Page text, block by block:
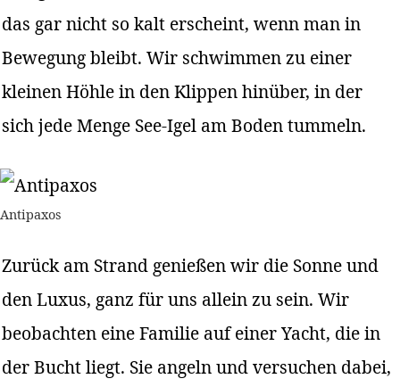
das gar nicht so kalt erscheint, wenn man in
Bewegung bleibt. Wir schwimmen zu einer
kleinen Höhle in den Klippen hinüber, in der
sich jede Menge See-Igel am Boden tummeln.
Antipaxos
Zurück am Strand genießen wir die Sonne und
den Luxus, ganz für uns allein zu sein. Wir
beobachten eine Familie auf einer Yacht, die in
der Bucht liegt. Sie angeln und versuchen dabei,